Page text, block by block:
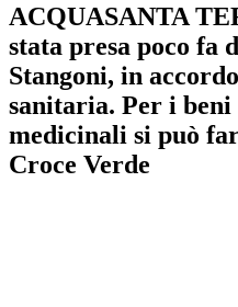
ACQUASANTA
stata presa poco fa
Stangoni, in
sanitaria. Per i beni
medicinali si può
Croce Verde